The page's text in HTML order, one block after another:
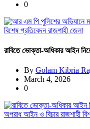
0
বিশেষ প্রতিবেদনরাজশাহী জেলা
রাবিতে ভোক্তা-অধিকার আইন
By Golam Kibria
March 4, 2026
0
অপরাধআইন ও বিচাররাজশাহী